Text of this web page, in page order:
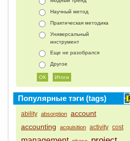
Научный метод
Практическая методика
Универсальный
инструмент
Еще не разобрался
Другое
Популярные тэги (tags)
ability absorption account
accounting
acquisition activity cost